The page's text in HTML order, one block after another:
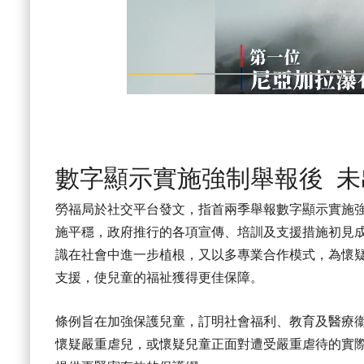
數字顯示實施強制舉報後
勞福局於社交平台發文，指首兩季舉報數字顯示實施
施平穩，政府推行的各項宣傳、培訓及支援措施初見
識在社會中進一步植根，又以多專業合作模式，為懷
支援，使兒童的福祉獲得更佳保障。
條例旨在加強保護兒童，訂明社會福利、教育及醫療
懷疑嚴重虐兒，或懷疑兒童正面對遭受嚴重虐待的實